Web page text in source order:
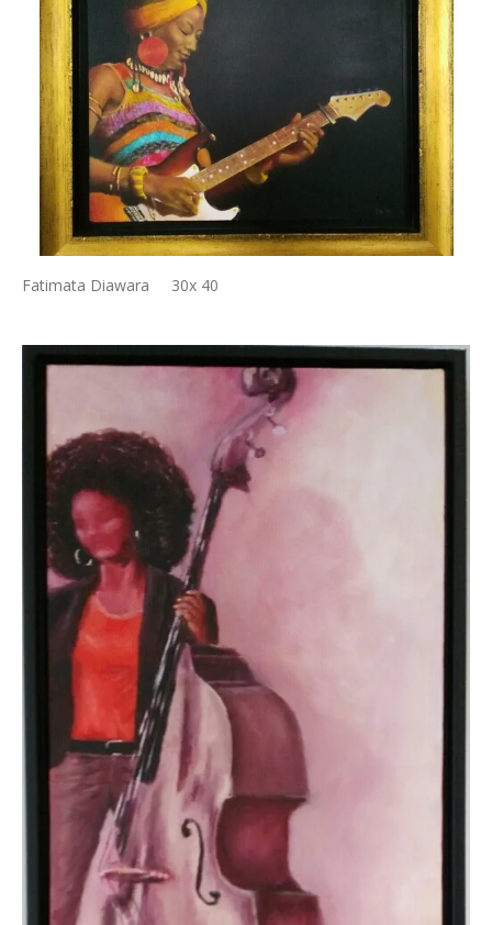
Fatimata Diawara 30x 40